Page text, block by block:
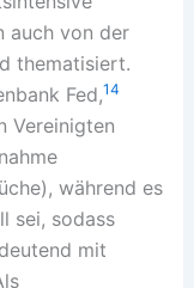
auch von der
thematisiert.
Fed,14
Vereinigten
während es
sei, sodass
mit